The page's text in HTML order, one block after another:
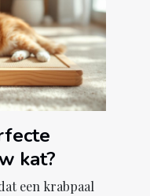
kat?
een krabpaal